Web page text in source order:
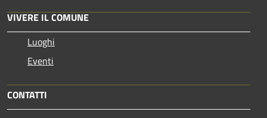
VIVERE IL COMUNE
Luoghi
Eventi
CONTATTI